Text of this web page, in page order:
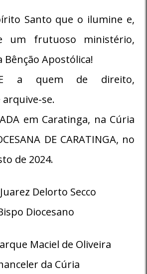
Santo que o ilumine e,
um frutuoso ministério,
Bênção Apostólica!
SE a quem de direito,
se.
em Caratinga, na Cúria
DE CARATINGA, no
de 2024.
Delorto Secco
Diocesano
Maciel de Oliveira
da Cúria